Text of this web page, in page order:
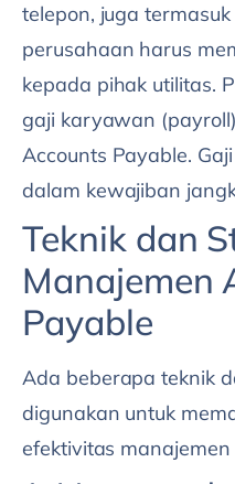
telepon, juga
perusahaan harus
kepada pihak utilitas.
gaji karyawan
Accounts Payable.
dalam kewajiban
Teknik dan
Manajemen
Payable
Ada beberapa teknik
digunakan untuk
efektivitas